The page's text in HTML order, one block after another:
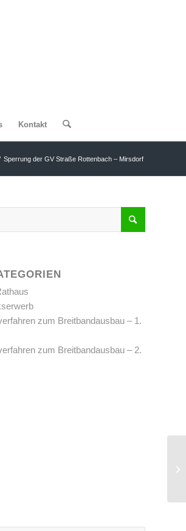
Kontakt
Sperrung der GV Straße Rottenbach – Mirsdorf
zum Breitbandausbau – 1.
zum Breitbandausbau – 2.